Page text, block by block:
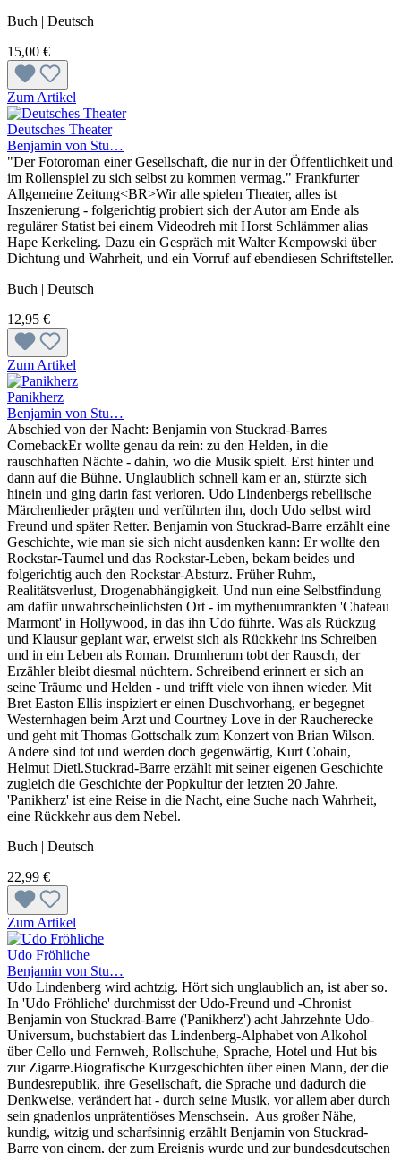
Buch | Deutsch
15,00 €
Zum Artikel
Deutsches Theater
Benjamin von Stu…
"Der Fotoroman einer Gesellschaft, die nur in der Öffentlichkeit und
im Rollenspiel zu sich selbst zu kommen vermag." Frankfurter
Allgemeine Zeitung<BR>Wir alle spielen Theater, alles ist
Inszenierung - folgerichtig probiert sich der Autor am Ende als
regulärer Statist bei einem Videodreh mit Horst Schlämmer alias
Hape Kerkeling. Dazu ein Gespräch mit Walter Kempowski über
Dichtung und Wahrheit, und ein Vorruf auf ebendiesen Schriftsteller.
Buch | Deutsch
12,95 €
Zum Artikel
Panikherz
Benjamin von Stu…
Abschied von der Nacht: Benjamin von Stuckrad-Barres
ComebackEr wollte genau da rein: zu den Helden, in die
rauschhaften Nächte - dahin, wo die Musik spielt. Erst hinter und
dann auf die Bühne. Unglaublich schnell kam er an, stürzte sich
hinein und ging darin fast verloren. Udo Lindenbergs rebellische
Märchenlieder prägten und verführten ihn, doch Udo selbst wird
Freund und später Retter. Benjamin von Stuckrad-Barre erzählt eine
Geschichte, wie man sie sich nicht ausdenken kann: Er wollte den
Rockstar-Taumel und das Rockstar-Leben, bekam beides und
folgerichtig auch den Rockstar-Absturz. Früher Ruhm,
Realitätsverlust, Drogenabhängigkeit. Und nun eine Selbstfindung
am dafür unwahrscheinlichsten Ort - im mythenumrankten 'Chateau
Marmont' in Hollywood, in das ihn Udo führte. Was als Rückzug
und Klausur geplant war, erweist sich als Rückkehr ins Schreiben
und in ein Leben als Roman. Drumherum tobt der Rausch, der
Erzähler bleibt diesmal nüchtern. Schreibend erinnert er sich an
seine Träume und Helden - und trifft viele von ihnen wieder. Mit
Bret Easton Ellis inspiziert er einen Duschvorhang, er begegnet
Westernhagen beim Arzt und Courtney Love in der Raucherecke
und geht mit Thomas Gottschalk zum Konzert von Brian Wilson.
Andere sind tot und werden doch gegenwärtig, Kurt Cobain,
Helmut Dietl.Stuckrad-Barre erzählt mit seiner eigenen Geschichte
zugleich die Geschichte der Popkultur der letzten 20 Jahre.
'Panikherz' ist eine Reise in die Nacht, eine Suche nach Wahrheit,
eine Rückkehr aus dem Nebel.
Buch | Deutsch
22,99 €
Zum Artikel
Udo Fröhliche
Benjamin von Stu…
Udo Lindenberg wird achtzig. Hört sich unglaublich an, ist aber so.
In 'Udo Fröhliche' durchmisst der Udo-Freund und -Chronist
Benjamin von Stuckrad-Barre ('Panikherz') acht Jahrzehnte Udo-
Universum, buchstabiert das Lindenberg-Alphabet von Alkohol
über Cello und Fernweh, Rollschuhe, Sprache, Hotel und Hut bis
zur Zigarre.Biografische Kurzgeschichten über einen Mann, der die
Bundesrepublik, ihre Gesellschaft, die Sprache und dadurch die
Denkweise, verändert hat - durch seine Musik, vor allem aber durch
sein gnadenlos unprätentiöses Menschsein. Aus großer Nähe,
kundig, witzig und scharfsinnig erzählt Benjamin von Stuckrad-
Barre von einem, der zum Ereignis wurde und zur bundesdeutschen